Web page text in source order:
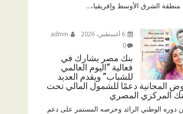
منطقة الشرق الأوسط وإفريقيا،...
0
بنك مصر يشارك في
فعالية “اليوم العالمي
للشباب” ويقدم العديد
المجانية دعمًا للشمول المالي تحت
المركزي المصري
دوره الوطني الرائد وحرصه المستمر على دعم